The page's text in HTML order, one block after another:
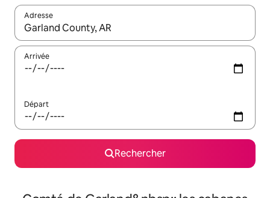
Adresse
Lorsque les résultats s'affichent, utilisez les flèches vers le
Arrivée
Départ
Rechercher